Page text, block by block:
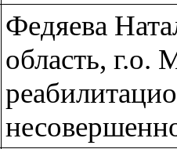
Федяева
область,